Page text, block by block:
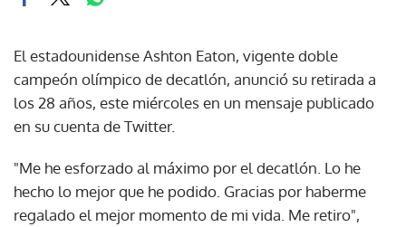
El estadounidense Ashton Eaton, vigente doble
campeón olímpico de decatlón, anunció su retirada a
los 28 años, este miércoles en un mensaje publicado
en su cuenta de Twitter.
"Me he esforzado al máximo por el decatlón. Lo he
hecho lo mejor que he podido. Gracias por haberme
regalado el mejor momento de mi vida. Me retiro",